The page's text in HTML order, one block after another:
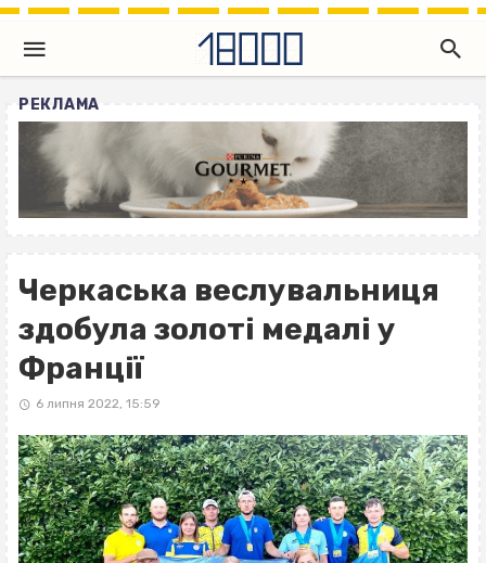
РЕКЛАМА
Черкаська веслувальниця
здобула золоті медалі у
Франції
6 липня 2022, 15:59